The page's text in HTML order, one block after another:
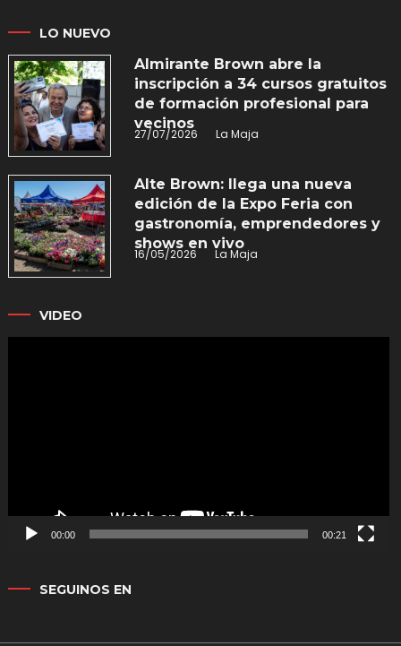
LO NUEVO
Almirante Brown abre la
inscripción a 34 cursos gratuitos
de formación profesional para
vecinos
27/07/2026 La Maja
Alte Brown: llega una nueva
edición de la Expo Feria con
gastronomía, emprendedores y
shows en vivo
16/05/2026 La Maja
VIDEO
00:00 00:21
SEGUINOS EN